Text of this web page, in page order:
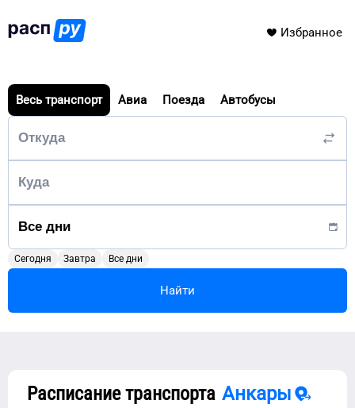
Избранное
Весь транспорт Авиа Поезда Автобусы
Сегодня Завтра Все дни
Найти
Расписание транспорта Анкары